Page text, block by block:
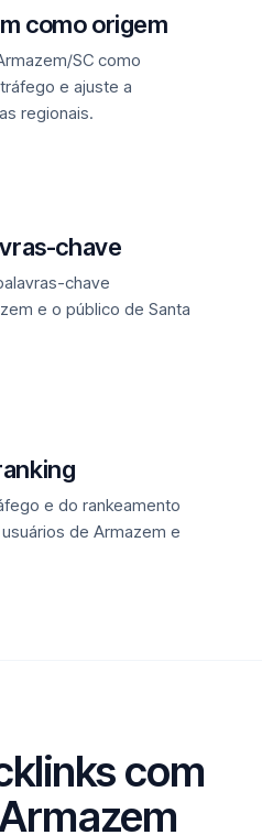
como origem
SC como
e ajuste a
regionais.
chave
chave
e o público de Santa
e do rankeamento
de Armazem e
com